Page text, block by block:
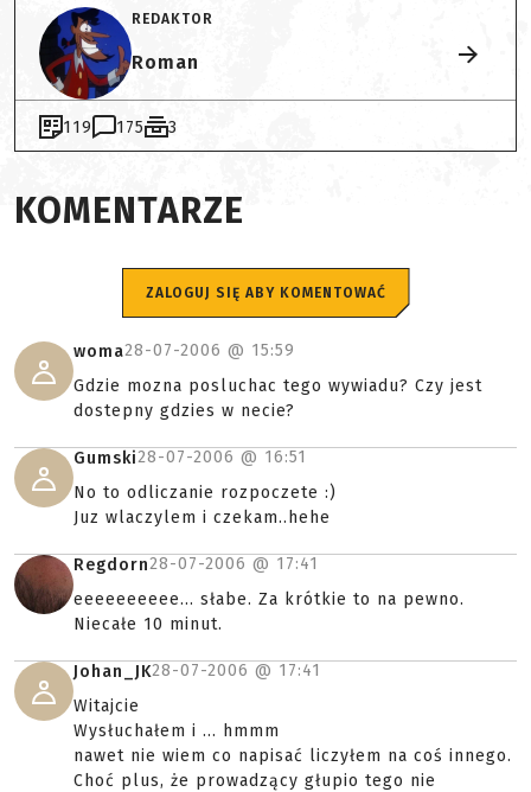
REDAKTOR
Roman
119 175 3
KOMENTARZE
ZALOGUJ SIĘ ABY KOMENTOWAĆ
woma28-07-2006 @ 15:59
Gdzie mozna posluchac tego wywiadu? Czy jest
dostepny gdzies w necie?
Gumski28-07-2006 @ 16:51
No to odliczanie rozpoczete :)
Juz wlaczylem i czekam..hehe
Regdorn28-07-2006 @ 17:41
eeeeeeeeee... słabe. Za krótkie to na pewno.
Niecałe 10 minut.
Johan_JK28-07-2006 @ 17:41
Witajcie
Wysłuchałem i ... hmmm
nawet nie wiem co napisać liczyłem na coś innego.
Choć plus, że prowadzący głupio tego nie